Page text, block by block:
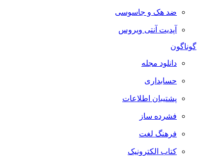
ضد هک و جاسوسی
آپدیت آنتی ویروس
گوناگون
دانلود مجله
حسابداری
پشتیبان اطلاعات
فشرده ساز
فرهنگ لغت
کتاب الکترونیک